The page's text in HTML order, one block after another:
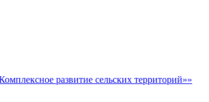
развитие сельских территорий»»